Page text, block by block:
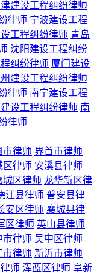
建设工程纠纷律师
律师 宁波建设工程
工程纠纷律师 青岛
沈阳建设工程纠纷
纠纷律师 厦门建设
建设工程纠纷律师
律师 南宁建设工程
设工程纠纷律师 南
律师
市律师 界首市律师
区律师 安溪县律师
城区律师 龙华新区律
江县律师 普安县律
安区律师 襄城县律
区律师 英山县律师
市律师 吴中区律师
市律师 新沂市律师
师 浑蓝区律师 阜新